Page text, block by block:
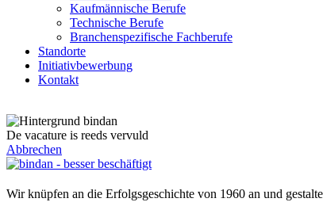
Kaufmännische Berufe
Technische Berufe
Branchenspezifische Fachberufe
Standorte
Initiativbewerbung
Kontakt
De vacature is reeds vervuld
Abbrechen
Wir knüpfen an die Erfolgsgeschichte von 1960 an und